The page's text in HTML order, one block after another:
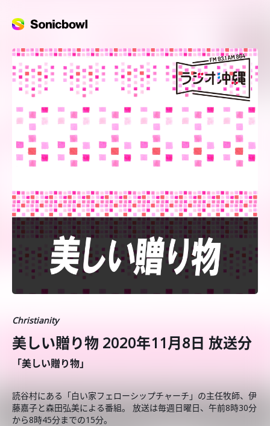
Christianity
美しい贈り物 2020年11月8日 放送分
「美しい贈り物」
読谷村にある「白い家フェローシップチャーチ」の主任牧師、伊
藤嘉子と森田弘美による番組。 放送は毎週日曜日、午前8時30分
から8時45分までの15分。